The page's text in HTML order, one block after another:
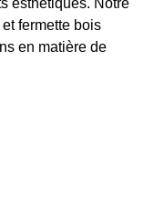
esthétiques. Notre
fermette bois
en matière de